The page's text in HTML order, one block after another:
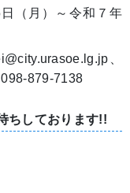
（月）～令和７年
、
879-7138
ちしております!!